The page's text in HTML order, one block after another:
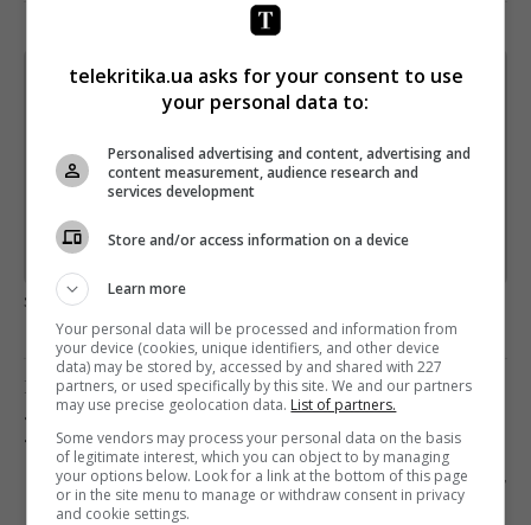
Щотижневий лист з найцікавішим.
Пишемо з любов'ю
!
Підпишіться ще раз, якщо не отримуєте від нас листи
Предоставлено SendPulse
загрузка...
Предыдущий пост
«ИНТЕР» ПРЕДСТАВИТ ПРЕМЬЕРУ СЕРИАЛА
«ДОБРОВОЛЬЦЫ»
Следующий пост
ЯНИНА СОКОЛОВА ОБ «УКРАИНЕ 24»: «ОНИ НЕ
telekritika.ua asks for your consent to use
your personal data to:
Personalised advertising and content, advertising and
content measurement, audience research and
services development
Store and/or access information on a device
Learn more
Your personal data will be processed and information from
your device (cookies, unique identifiers, and other device
data) may be stored by, accessed by and shared with 227
partners, or used specifically by this site. We and our partners
may use precise geolocation data. List of partners.
Some vendors may process your personal data on the basis
of legitimate interest, which you can object to by managing
your options below. Look for a link at the bottom of this page
or in the site menu to manage or withdraw consent in privacy
and cookie settings.